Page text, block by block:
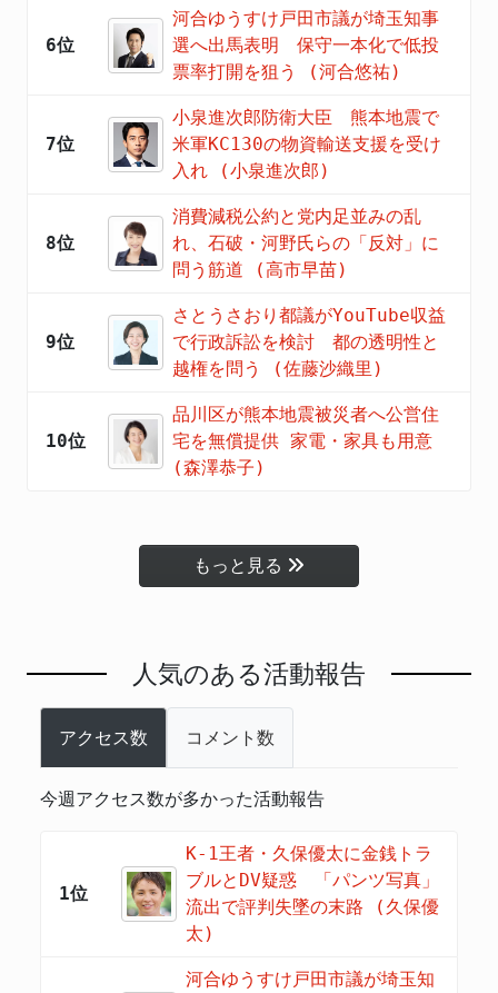
6位
河合ゆうすけ戸田市議が埼玉知事
選へ出馬表明 保守一本化で低投
票率打開を狙う (河合悠祐)
7位
小泉進次郎防衛大臣 熊本地震で
米軍KC130の物資輸送支援を受け
入れ (小泉進次郎)
8位
消費減税公約と党内足並みの乱
れ、石破・河野氏らの「反対」に
問う筋道 (高市早苗)
9位
さとうさおり都議がYouTube収益
で行政訴訟を検討 都の透明性と
越権を問う (佐藤沙織里)
10位
品川区が熊本地震被災者へ公営住
宅を無償提供 家電・家具も用意
(森澤恭子)
もっと見る
人気のある活動報告
アクセス数 コメント数
今週アクセス数が多かった活動報告
1位
K-1王者・久保優太に金銭トラ
ブルとDV疑惑 「パンツ写真」
流出で評判失墜の末路 (久保優
太)
河合ゆうすけ戸田市議が埼玉知